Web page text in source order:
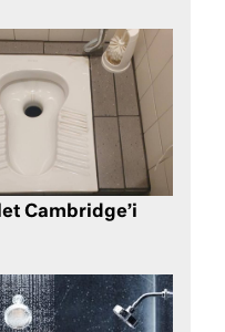
Cambridge’i